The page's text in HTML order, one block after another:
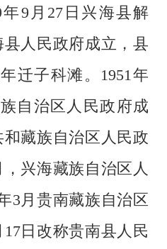
9月27日兴海县解
县人民政府成立，县
迁子科滩。1951年
自治区人民政府成
和藏族自治区人民政
兴海藏族自治区人
3月贵南藏族自治区
日改称贵南县人民